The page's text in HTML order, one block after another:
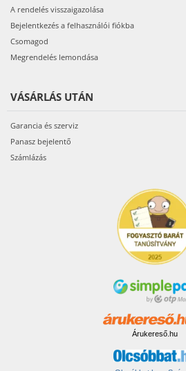
A rendelés visszaigazolása
Bejelentkezés a felhasználói fiókba
Csomagod
Megrendelés lemondása
VÁSÁRLÁS UTÁN
Garancia és szerviz
Panasz bejelentő
Számlázás
Árukereső.hu